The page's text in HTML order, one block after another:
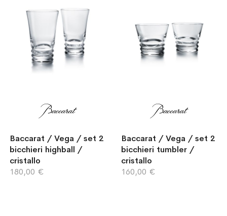
Baccarat / Vega / set 2
bicchieri highball /
cristallo
180,00 €
Baccarat / Vega / set 2
bicchieri tumbler /
cristallo
160,00 €